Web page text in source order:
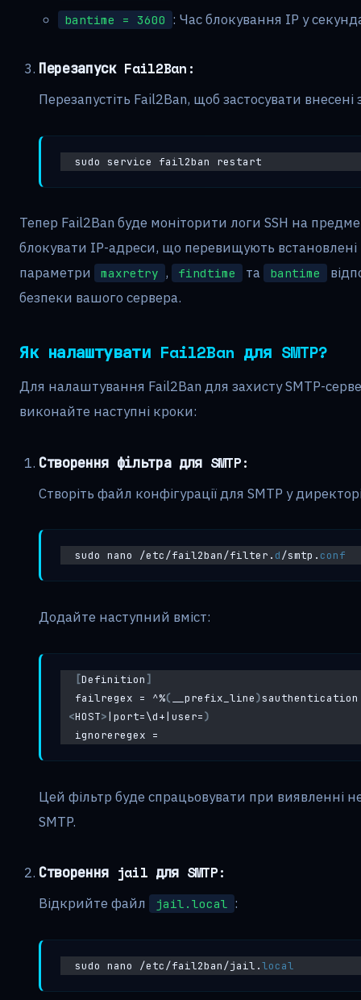
bantime = 3600 : Час блокування IP у
Перезапуск Fail2Ban:
Перезапустіть Fail2Ban, щоб застосувати внесені
sudo service fail2ban restart
Тепер Fail2Ban буде моніторити логи SSH на
блокувати IP-адреси, що перевищують
параметри
maxretry , findtime та bantime
безпеки вашого сервера.
Як налаштувати Fail2Ban для SMTP?
Для налаштування Fail2Ban для захисту SMTP-
виконайте наступні кроки:
Створення фільтра для SMTP:
Створіть файл конфігурації для SMTP у
sudo nano /etc/fail2ban/filter. d/smtp. conf
Додайте наступний вміст:
[Definition ]
failregex = ^%( __prefix_line)
<HOST> |port=\d+|user=)
ignoreregex =
Цей фільтр буде спрацьовувати при виявленні
SMTP.
Створення jail для SMTP:
Відкрийте файл jail.local :
sudo nano /etc/fail2ban/jail.local